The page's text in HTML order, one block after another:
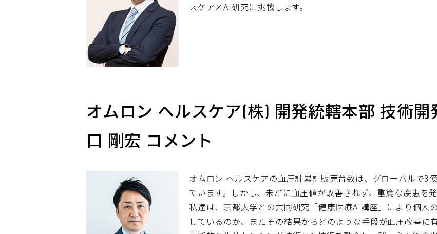
スケア×AI研究に挑戦します。
オムロン ヘルスケア(株) 開発統轄本部 技術
口 剛宏 コメント
オムロン ヘルスケアの血圧計累計販売台数は、グローバルで3
ています。しかし、未だに血圧値が改善されず、重篤な疾患を
私達は、京都大学との共同研究「健康医療AI講座」により個人
しているのか、またその結果からどのような手段が血圧改善に